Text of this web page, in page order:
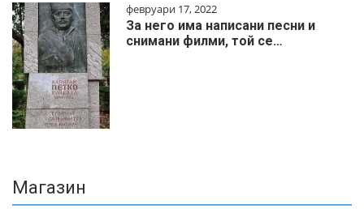
февруари 17, 2022
За него има написани песни и
снимани филми, той се…
Магазин